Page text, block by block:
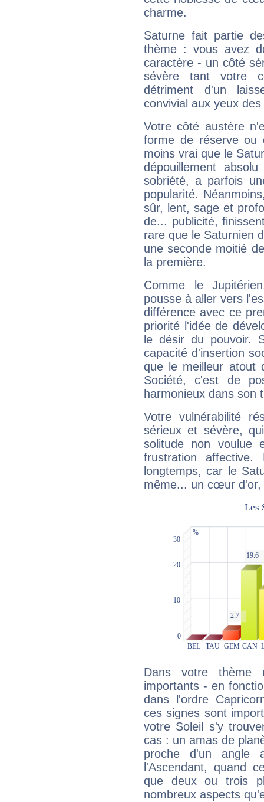
charme.
Saturne fait partie
thème : vous avez
caractère - un côté
sévère tant votre
détriment d'un
convivial aux yeux
Votre côté austère
forme de réserve
moins vrai que le
dépouillement
sobriété, a parfois
popularité.
sûr, lent, sage et
de... publicité,
rare que le Saturnien
une seconde moitié
la première.
Comme le
pousse à aller vers
différence avec ce
priorité l'idée de
le désir du pouvoir.
capacité d'insertion
que le meilleur atout
Société, c'est de
harmonieux dans son
Votre vulnérabilité
sérieux et sévère,
solitude non voulue
frustration
longtemps, car le
même... un cœur d'or,
Dans votre thème
importants - en
dans l'ordre
ces signes sont
votre Soleil s'y
cas : un amas de
proche d'un
l'Ascendant, quand
que deux ou trois
nombreux aspects